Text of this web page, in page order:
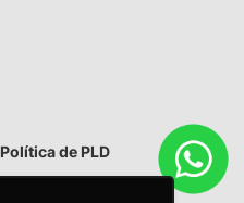
Política de PLD